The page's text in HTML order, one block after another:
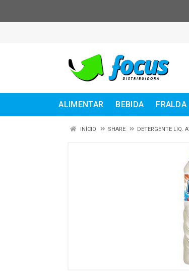
ALIMENTAR BEBIDA FRALDA
INÍCIO SHARE DETERGENTE LIQ.